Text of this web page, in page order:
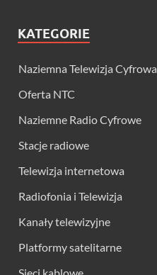
KATEGORIE
Naziemna Telewizja Cyfrowa
Oferta NTC
Naziemne Radio Cyfrowe
Stacje radiowe
Telewizja internetowa
Radiofonia i Telewizja
Kanały telewizyjne
Platformy satelitarne